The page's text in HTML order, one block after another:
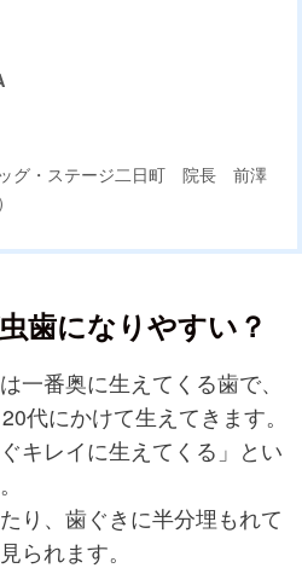
グ・ステージ二日町 院長 前澤
歯になりやすい？
一番奥に生えてくる歯で、
代にかけて生えてきます。
キレイに生えてくる」とい
り、歯ぐきに半分埋もれて
られます。